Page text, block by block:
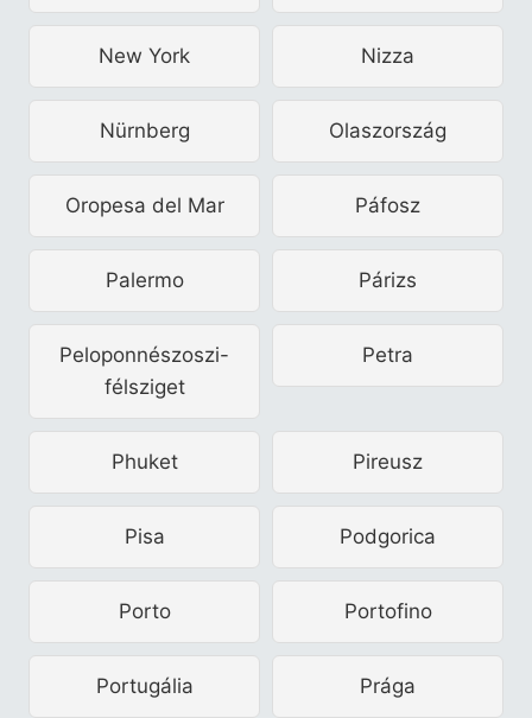
New York Nizza
Nürnberg Olaszország
Oropesa del Mar Páfosz
Palermo Párizs
Peloponnészoszi-
félsziget
Petra
Phuket Pireusz
Pisa Podgorica
Porto Portofino
Portugália Prága